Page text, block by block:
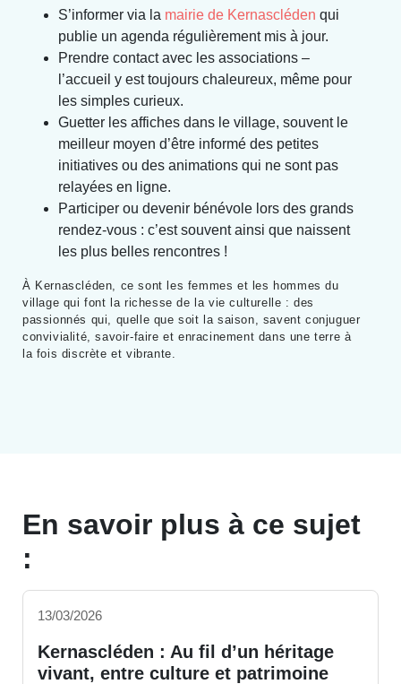
S’informer via la mairie de Kernascléden qui
publie un agenda régulièrement mis à jour.
Prendre contact avec les associations –
l’accueil y est toujours chaleureux, même pour
les simples curieux.
Guetter les affiches dans le village, souvent le
meilleur moyen d’être informé des petites
initiatives ou des animations qui ne sont pas
relayées en ligne.
Participer ou devenir bénévole lors des grands
rendez-vous : c’est souvent ainsi que naissent
les plus belles rencontres !
À Kernascléden, ce sont les femmes et les hommes du
village qui font la richesse de la vie culturelle : des
passionnés qui, quelle que soit la saison, savent conjuguer
convivialité, savoir-faire et enracinement dans une terre à
la fois discrète et vibrante.
En savoir plus à ce sujet
:
13/03/2026
Kernascléden : Au fil d’un héritage
vivant, entre culture et patrimoine